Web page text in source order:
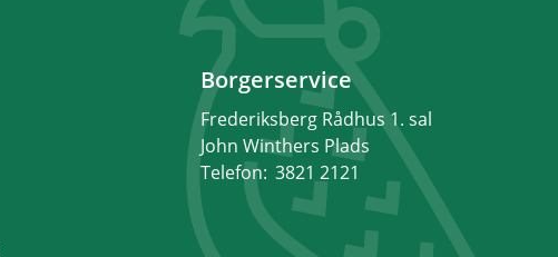
Borgerservice
Frederiksberg Rådhus 1. sal
John Winthers Plads
Telefon: 3821 2121